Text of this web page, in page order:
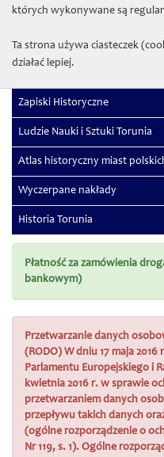
Sectio G (Physiologia)
Sectio H (Medicina)
Zapiski Historyczne
Ludzie Nauki i Sztuki Torunia
Atlas historyczny miast
Wyczerpane nakłady
Historia Torunia
Płatność za zamówienia
bankowym)
Przetwarzanie danych
(RODO) W dniu 17 maja
Parlamentu Europejskiego i
kwietnia 2016 r. w sprawie
przetwarzaniem danych
przepływu takich danych
(ogólne rozporządzenie o
Nr 119, s. 1). Ogólne
których wykonywane są
Ta strona używa ciasteczek
działać lepiej.